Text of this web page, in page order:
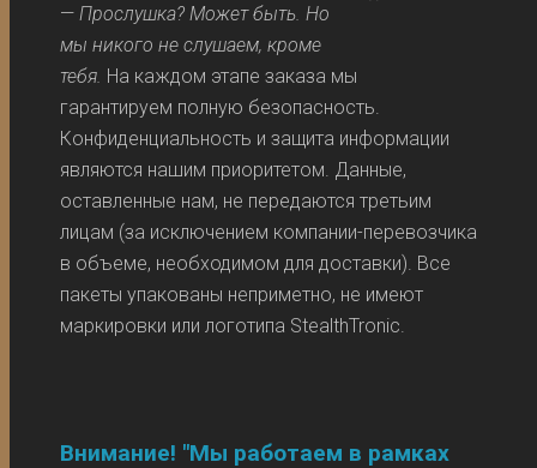
— Прослушка? Может быть. Но
мы никого не слушаем, кроме
тебя. На каждом этапе заказа мы
гарантируем полную безопасность.
Конфиденциальность и защита информации
являются нашим приоритетом. Данные,
оставленные нам, не передаются третьим
лицам (за исключением компании-перевозчика
в объеме, необходимом для доставки). Все
пакеты упакованы неприметно, не имеют
маркировки или логотипа StealthTronic.
Внимание! "Мы работаем в рамках